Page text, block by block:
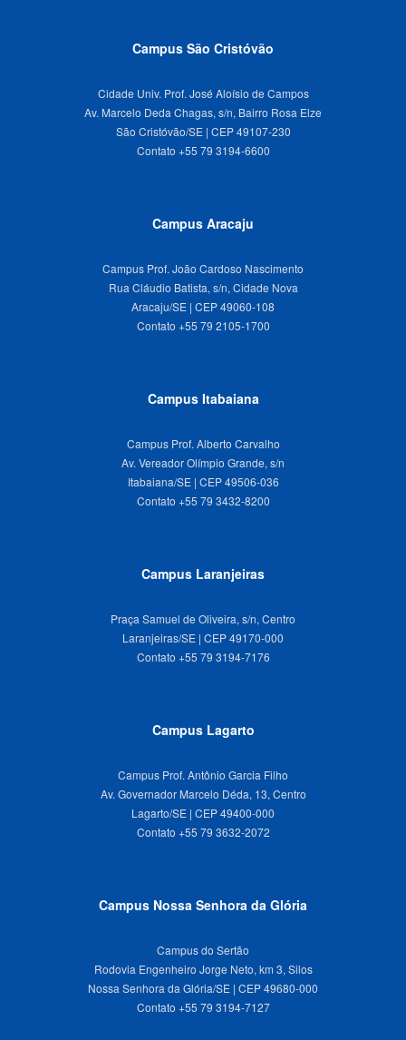
Campus São Cristóvão
Cidade Univ. Prof. José Aloísio de Campos
Av. Marcelo Deda Chagas, s/n, Bairro Rosa Elze
São Cristóvão/SE | CEP 49107-230
Campus Aracaju
Campus Prof. João Cardoso Nascimento
Rua Cláudio Batista, s/n, Cidade Nova
Aracaju/SE | CEP 49060-108
Campus Itabaiana
Campus Prof. Alberto Carvalho
Av. Vereador Olímpio Grande, s/n
Itabaiana/SE | CEP 49506-036
Campus Laranjeiras
Praça Samuel de Oliveira, s/n, Centro
Laranjeiras/SE | CEP 49170-000
Campus Lagarto
Campus Prof. Antônio Garcia Filho
Av. Governador Marcelo Déda, 13, Centro
Lagarto/SE | CEP 49400-000
Campus Nossa Senhora da Glória
Campus do Sertão
Rodovia Engenheiro Jorge Neto, km 3, Silos
Nossa Senhora da Glória/SE | CEP 49680-000
Contato +55 79 3194-7127